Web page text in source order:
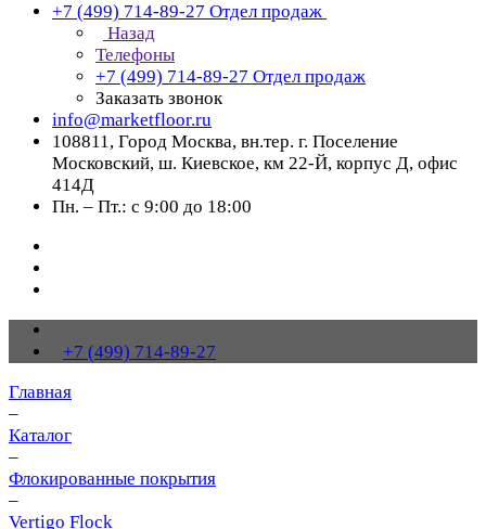
+7 (499) 714-89-27 Отдел продаж
Назад
Телефоны
+7 (499) 714-89-27 Отдел продаж
Заказать звонок
info@marketfloor.ru
108811, Город Москва, вн.тер. г. Поселение
Московский, ш. Киевское, км 22-Й, корпус Д, офис
414Д
Пн. – Пт.: с 9:00 до 18:00
+7 (499) 714-89-27
Главная
–
Каталог
–
Флокированные покрытия
–
Vertigo Flock